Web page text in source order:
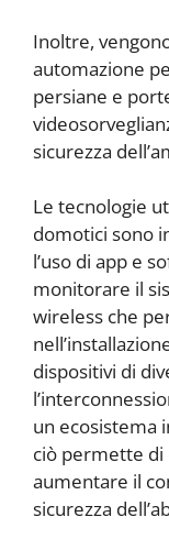
Inoltre,
automazione
persiane e
sicurezza
Le tecnologie
domotici sono
l’uso di app e
monitorare il
wireless che
dispositivi di
un ecosistema
ciò permette di
aumentare il
sicurezza